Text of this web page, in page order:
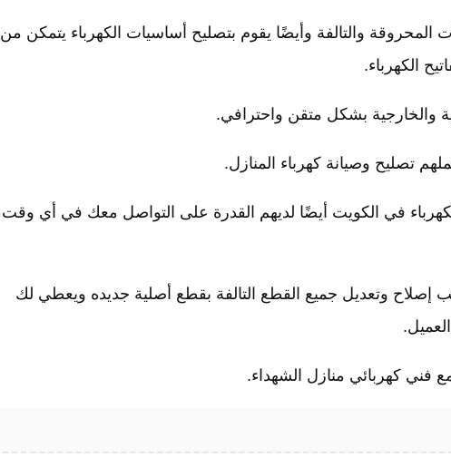
والتالفة وأيضًا يقوم بتصليح أساسيات الكهرباء يتمكن من
الكهرباء.
والخارجية بشكل متقن واحترافي.
تصليح وصيانة كهرباء المنازل.
في الكويت أيضًا لديهم القدرة على التواصل معك في أي وقت
إصلاح وتعديل جميع القطع التالفة بقطع أصلية جديده ويعطي لك
مع فني كهربائي منازل الشهداء.